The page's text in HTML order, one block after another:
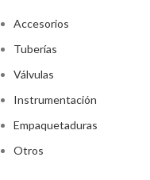
Accesorios
Tuberías
Válvulas
Instrumentación
Empaquetaduras
Otros